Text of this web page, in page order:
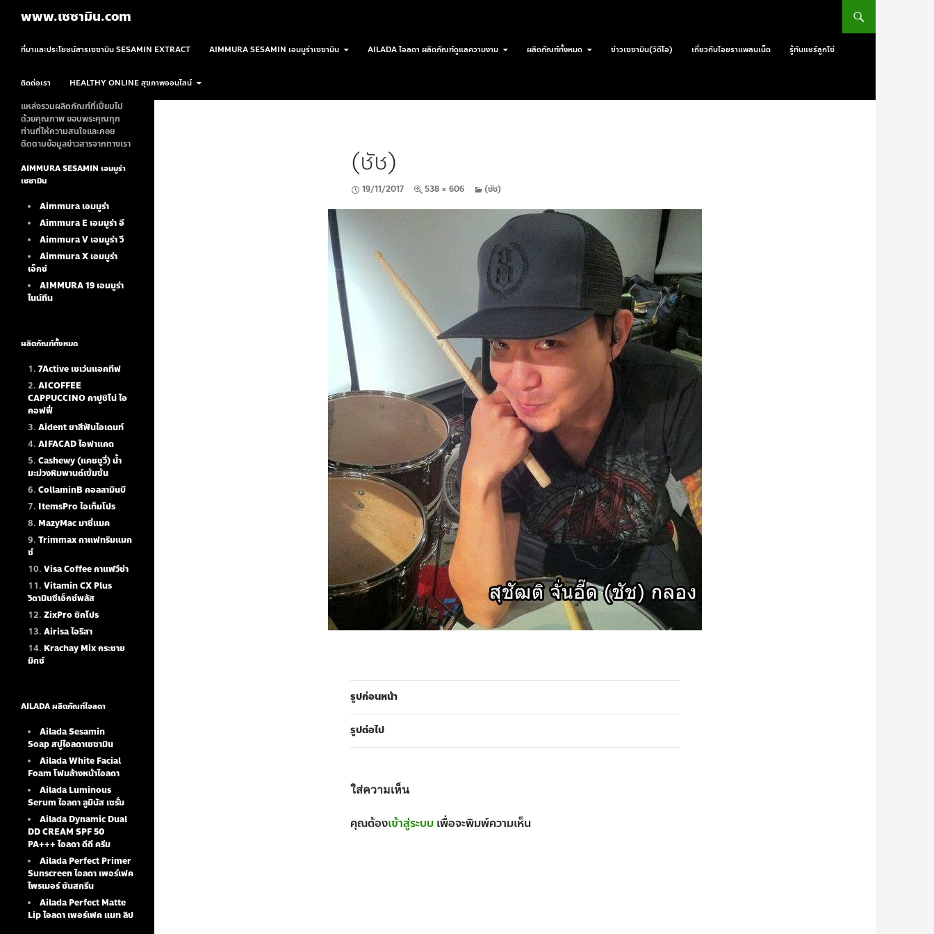
www.เซซามิน.com
ที่มาและประโยชน์สารเซซามิน SESAMIN EXTRACT
AIMMURA SESAMIN เอมมูร่าเซซามิน AILADA ไอลดา ผลิตภัณฑ์ดูแลความงาม ผลิตภัณฑ์ทั้งหมด ข่าวเซซามิน(วิดีโอ) เกี่ยวกับไอยราแพลนเน็ต รู้ทันแชร์ลูกโซ่
ติดต่อเรา HEALTHY ONLINE สุขภาพออนไลน์
(ชัช)
19/11/2017 538 × 606 (ชัช)
รูปก่อนหน้า
รูปต่อไป
ใส่ความเห็น
คุณต้องเข้าสู่ระบบ เพื่อจะพิมพ์ความเห็น
แหล่งรวมผลิตภัณฑ์ที่เปี่ยมไป
ด้วยคุณภาพ ขอบพระคุณทุก
ท่านที่ให้ความสนใจและคอย
ติดตามข้อมูลข่าวสารจากทางเรา
AIMMURA SESAMIN เอมมูร่า
เซซามิน
Aimmura เอมมูร่า
Aimmura E เอมมูร่า อี
Aimmura V เอมมูร่า วี
Aimmura X เอมมูร่า
เอ็กซ์
AIMMURA 19เอมมูร่า
ไนน์ทีน
ผลิตภัณฑ์ทั้งหมด
7Active เซเว่นแอคทีฟ
AICOFFEE
CAPPUCCINO คาปูชิโน่ ไอ
คอฟฟี่
Aident ยาสีฟันไอเดนท์
AIFACAD ไอฟาแคด
Cashewy (แคชชูวี่) น้ำ
มะม่วงหิมพานต์เข้มข้น
CollaminB คอลลามินบี
ItemsPro ไอเท็มโปร
MazyMac มาซี่แมค
Trimmax กาแฟทริมแมก
ซ์
Visa Coffee กาแฟวีซ่า
Vitamin CX Plus
วิตามินซีเอ็กซ์พลัส
ZixPro ซิกโปร
Airisa ไอริสา
Krachay Mix กระชาย
มิกซ์
AILADA ผลิตภัณฑ์ไอลดา
Ailada Sesamin
Soapสบู่ไอลดาเซซามิน
Ailada White Facial
Foamโฟมล้างหน้าไอลดา
Ailada Luminous
Serumไอลดา ลูมินัส เซรั่ม
Ailada Dynamic Dual
DD CREAM SPF 50
PA+++ ไอลดา ดีดี ครีม
Ailada Perfect Primer
Sunscreen ไอลดา เพอร์เฟค
ไพรเมอร์ ซันสกรีน
Ailada Perfect Matte
Lip ไอลดา เพอร์เฟค แมท ลิป